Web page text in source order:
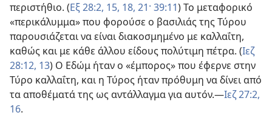
περιστήθιο. (Εξ 28:2, 15, 18, 21· 39:11) Το μεταφορικό
«περικάλυμμα» που φορούσε ο βασιλιάς της Τύρου
παρουσιάζεται να είναι διακοσμημένο με καλλαΐτη,
καθώς και με κάθε άλλου είδους πολύτιμη πέτρα. (Ιεζ
28:12, 13) Ο Εδώμ ήταν ο «έμπορος» που έφερνε στην
Τύρο καλλαΐτη, και η Τύρος ήταν πρόθυμη να δίνει από
τα αποθέματά της ως αντάλλαγμα για αυτόν.—Ιεζ 27:2,
16.